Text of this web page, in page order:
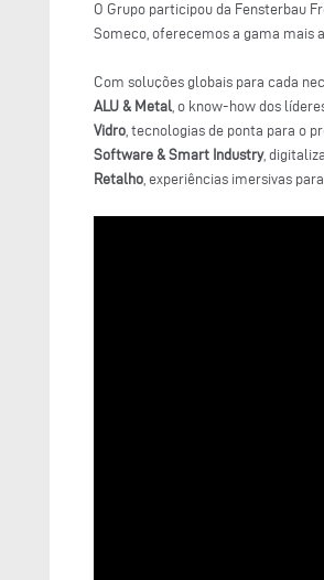
O Grupo participou da Fensterbau
Someco, oferecemos a gama mais
Com soluções globais para cada
ALU & Metal, o know-how dos
Vidro, tecnologias de ponta para o
Software & Smart Industry,
Retalho, experiências imersivas